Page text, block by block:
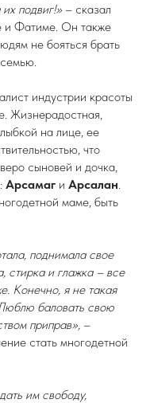
подвиг!» – сказал
и Фатиме. Он также
не бояться брать
индустрии красоты
Жизнерадостная,
на лице, ее
что
сыновей и дочка,
Арсамаг и Арсалан.
маме, быть
поднимала свое
стирка и глажка – все
Конечно, я не такая
баловать свою
приправ», –
стать многодетной
им свободу,